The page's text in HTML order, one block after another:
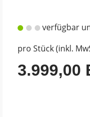
verfügbar
pro Stück (inkl.
3.999,00